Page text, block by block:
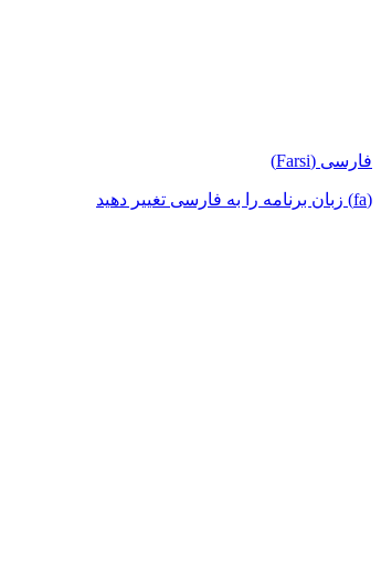
فارسی (Farsi)
(fa) زبان برنامه را به فارسی تغییر دهید